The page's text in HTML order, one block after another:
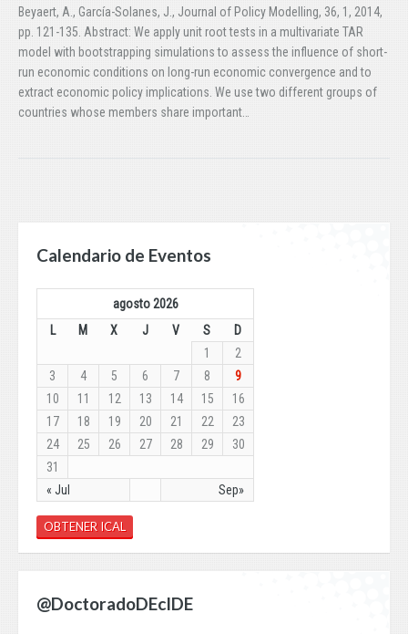
Beyaert, A., García-Solanes, J., Journal of Policy Modelling, 36, 1, 2014,
pp. 121-135. Abstract: We apply unit root tests in a multivariate TAR
model with bootstrapping simulations to assess the influence of short-
run economic conditions on long-run economic convergence and to
extract economic policy implications. We use two different groups of
countries whose members share important…
Calendario de Eventos
agosto 2026
L
M X J V S D
« Jul Sep»
1
2
3
4 5 6 7 8
9
10
11 12 13 14 15
16
17
18 19 20 21 22
23
24
25 26 27 28 29
30
31
OBTENER ICAL
@DoctoradoDEcIDE